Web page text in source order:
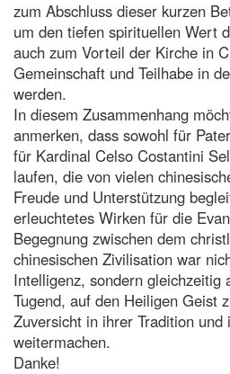
zum Abschluss dieser kurzen
um den tiefen spirituellen Wert
auch zum Vorteil der Kirche in
Gemeinschaft und Teilhabe in
werden.
In diesem Zusammenhang
anmerken, dass sowohl für
für Kardinal Celso Costantini
laufen, die von vielen
Freude und Unterstützung
erleuchtetes Wirken für die
Begegnung zwischen dem
chinesischen Zivilisation war
Intelligenz, sondern gleichzeitig
Tugend, auf den Heiligen Geist
Zuversicht in ihrer Tradition und
weitermachen.
Danke!